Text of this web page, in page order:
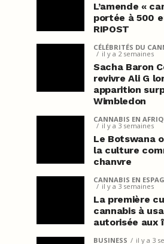
L’amende «
portée à 500
RIPOST
CÉLÉBRITÉS DU
il y a 2 semaines
Sacha Baron
revivre Ali G
apparition
Wimbledon
CANNABIS EN
il y a 3 semaines
Le Botswana
la culture
chanvre
CANNABIS EN
il y a 3 semaines
La première
cannabis à
autorisée aux
BUSINESS il y a 3